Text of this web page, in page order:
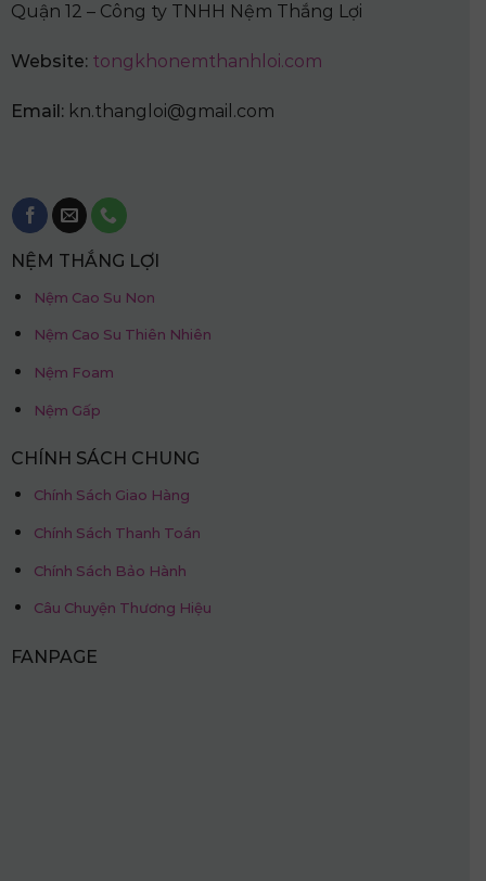
Quận 12 – Công ty TNHH Nệm Thắng Lợi
Website: tongkhonemthanhloi.com
Email:kn.thangloi@gmail.com
NỆM THẮNG LỢI
Nệm Cao Su Non
Nệm Cao Su Thiên Nhiên
Nệm Foam
Nệm Gấp
CHÍNH SÁCH CHUNG
Chính Sách Giao Hàng
Chính Sách Thanh Toán
Chính Sách Bảo Hành
Câu Chuyện Thương Hiệu
FANPAGE